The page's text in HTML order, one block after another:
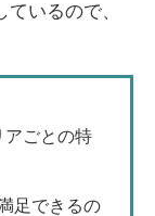
ているので、
アごとの特
足できるの